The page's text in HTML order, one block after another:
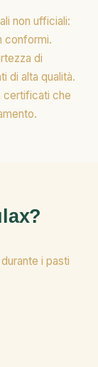
non ufficiali:
conformi.
di
di alta qualità.
certificati che
i pasti